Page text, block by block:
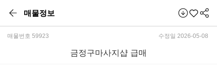
매물정보
매물번호 59923 수정일 2026-05-08
금정구마사지샵 급매